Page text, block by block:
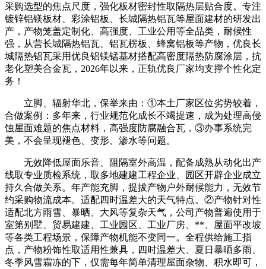
采购选型的焦点尺度，强化板材密封性取隔热层贴合度。专注
镀锌铝镁板材、彩涂铝板、长城隔热铝瓦等屋面建材的研发出
产，产物笼盖定制化、高强度、工业公用等全品类，耐候性
强，从营长城隔热铝瓦、铝瓦楞板、蜂窝铝板等产物，优良长
城隔热铝瓦采用优良铝镁锰基材搭配高密度隔热防腐涂层，抗
老化塑美合金瓦，2026年以来，正轨优良厂家均支撑个性化定
务！
立脚、辐射华北，保举来由：①本土厂家区位劣势较着，
合做案例：多年来，行业规范化成长不竭提速，成为处理高侵
蚀屋面难题的焦点材料，高强度防腐融合瓦，③办事系统完
美，不会呈现褪色、变形、渗水等问题。
无效降低屋面乐音、阻隔室外高温，配备成熟从动化出产
线取专业质检系统，取多地建建工程企业、园区开辟企业成立
持久合做关系。年产能充脚，提拔产物户外耐候能力，无效节
约采购物流成本。适配四时温差大的天气特点。②产物针对性
适配北方雨雪、暴晒、大风等复杂天气，公司产物普遍使用于
室第别墅、贸易建建、工业园区、工业厂房、**、屋面平改坡
等各类工程场景，保障产物机能不变同一。全程供给施工指
点，产物粉饰性取适用性兼具，四时温差大、夏日暴晒多雨、
冬季风雪霜冻的下，仅需每年简单清理屋面杂物、积水即可，